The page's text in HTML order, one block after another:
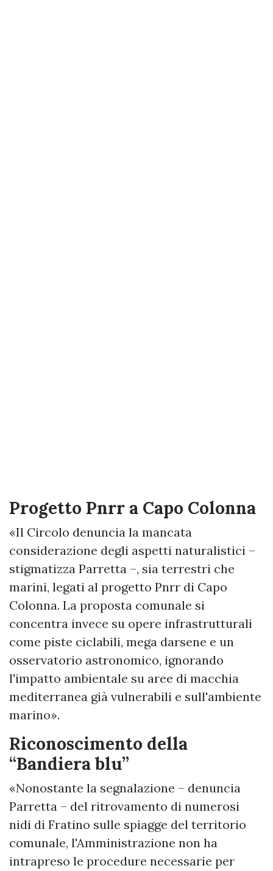
Progetto Pnrr a Capo Colonna
«Il Circolo denuncia la mancata
considerazione degli aspetti naturalistici –
stigmatizza Parretta –, sia terrestri che
marini, legati al progetto Pnrr di Capo
Colonna. La proposta comunale si
concentra invece su opere infrastrutturali
come piste ciclabili, mega darsene e un
osservatorio astronomico, ignorando
l'impatto ambientale su aree di macchia
mediterranea già vulnerabili e sull'ambiente
marino».
Riconoscimento della
“Bandiera blu”
«Nonostante la segnalazione – denuncia
Parretta – del ritrovamento di numerosi
nidi di Fratino sulle spiagge del territorio
comunale, l'Amministrazione non ha
intrapreso le procedure necessarie per